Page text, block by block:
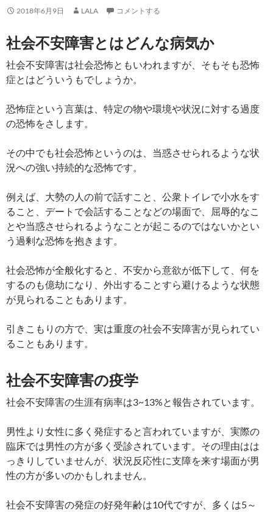
2018年6月9日 LALA コメントする
社会不安障害とはどんな病気か
社会不安障害は社会恐怖ともいわれますが、そもそも恐怖
症とはどういうもでしょうか。
恐怖症という言葉は、特定の物や環境や状況に対する過度
の恐怖をさします。
その中でも社会恐怖というのは、当惑させられるような状
況への強い持続的な恐怖です。
例えば、大勢の人の前で話すこと、公衆トイレで小水をす
ること、デートで会話することなどの場面で、屈辱的なこ
とや当惑させられるようなことが起こるのではないかとい
う過剰な恐怖を抱きます。
社会恐怖が全般化すると、不安から意欲が低下して、何を
するのも億劫になり、外出することすら避けるような状態
が見られることもあります。
引きこもりの方で、実は重度の社会不安障害が見られてい
ることもあります。
社会不安障害の疫学
社会不安障害の生涯有病率は3~13%と報告されています。
男性より女性に多く発症すると言われていますが、実際の
臨床では男性の方が多く受診されています。その理由はは
っきりしていませんが、状況反応性に支障を来す場面が男
性の方が多いのかもしれません。
社会不安障害の発症の好発年齢は10代ですが、多くは5～